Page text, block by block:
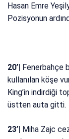
Hasan Emre
Pozisyonun
20’| Fenerbahçe
kullanılan köşe
King’in indirdiği
üstten auta gitti.
23’| Miha Zajc